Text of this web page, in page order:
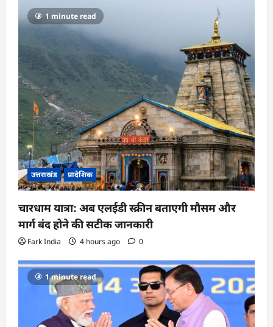
1 minute read
उत्तराखंड प्रादेशिक
चारधाम यात्रा: अब एलईडी स्क्रीन बताएगी मौसम और
मार्ग बंद होने की सटीक जानकारी
Fark India 4 hours ago 0
1 minute read